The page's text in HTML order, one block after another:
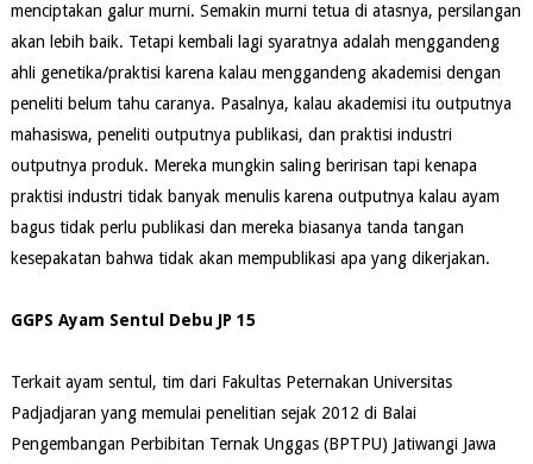
menciptakan galur murni. Semakin murni tetua di atasnya, persilangan
akan lebih baik. Tetapi kembali lagi syaratnya adalah menggandeng
ahli genetika/praktisi karena kalau menggandeng akademisi dengan
peneliti belum tahu caranya. Pasalnya, kalau akademisi itu outputnya
mahasiswa, peneliti outputnya publikasi, dan praktisi industri
outputnya produk. Mereka mungkin saling beririsan tapi kenapa
praktisi industri tidak banyak menulis karena outputnya kalau ayam
bagus tidak perlu publikasi dan mereka biasanya tanda tangan
kesepakatan bahwa tidak akan mempublikasi apa yang dikerjakan.
GGPS Ayam Sentul Debu JP 15
Terkait ayam sentul, tim dari Fakultas Peternakan Universitas
Padjadjaran yang memulai penelitian sejak 2012 di Balai
Pengembangan Perbibitan Ternak Unggas (BPTPU) Jatiwangi Jawa